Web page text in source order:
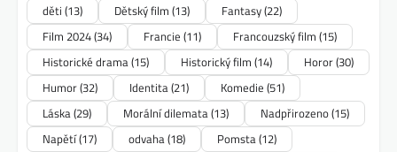
děti (13) Dětský film (13) Fantasy(22)
Film 2024(34) Francie (11) Francouzský film (15)
Historické drama(15) Historický film (14) Horor(30)
Humor(32) Identita(21) Komedie (51)
Láska(29) Morální dilemata(13) Nadpřirozeno(15)
Napětí(17) odvaha(18) Pomsta(12)